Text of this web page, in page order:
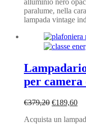
alluminio nero
paralume, nella
lampada vintage
per
€379,20 Il
originale
€189,60Il
Acquista un